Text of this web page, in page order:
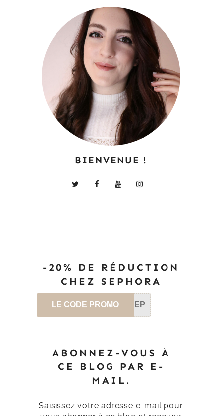
BIENVENUE !
-20% DE RÉDUCTION
CHEZ SEPHORA
LE CODE PROMO SEP
ABONNEZ-VOUS À
CE BLOG PAR E-
MAIL.
Saisissez votre adresse e-mail pour